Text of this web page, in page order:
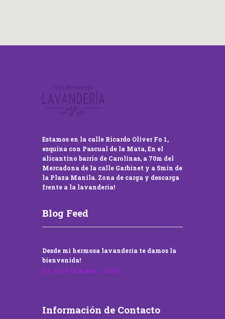
Estamos en la calle Ricardo Oliver Fo 1,
esquina con Pascual de la Mata, En el
alicantino barrio de Carolinas, a 70m del
Mercadona de la calle Garbinet y a 5min de
la Plaza Manila. Zona de carga y descarga
frente a la lavandería!
Blog Feed
Desde mi hermosa lavandería te damos la
bienvenida!
22 NOVIEMBRE, 2016
Información de Contacto